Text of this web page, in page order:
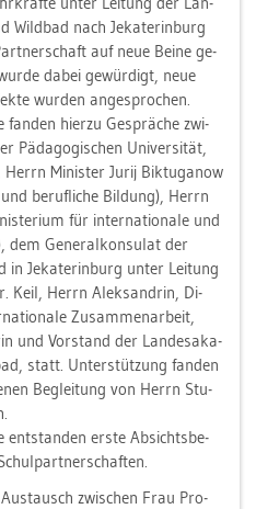
Wild­bad nach Je­ka­te­r­in­burg
auf neue Beine ge­
dabei ge­wür­digt, neue
wur­den an­ge­spro­chen.
fan­den hier­zu Ge­sprä­che zwi­
Päd­ago­gi­schen Uni­ver­si­tät,
Mi­nis­ter Jurij Bik­tu­ga­now
be­ruf­li­che Bil­dung), Herrn
für in­ter­na­tio­na­le und
dem Ge­ne­ral­kon­su­lat der
in Je­ka­te­r­in­burg unter Lei­tung
Keil, Herrn Aleksandrin, Di­
Zu­sam­men­ar­beit,
und Vor­stand der Lan­des­aka­
statt. Un­ter­stüt­zung fan­den
Be­glei­tung von Herrn Stu­
ent­stan­den erste Ab­sichts­be­
zwi­schen Frau Pro­